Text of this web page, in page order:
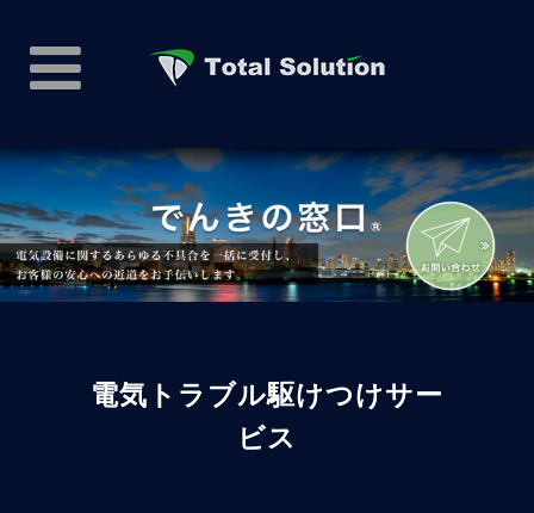
電気トラブル駆けつけサー
ビス